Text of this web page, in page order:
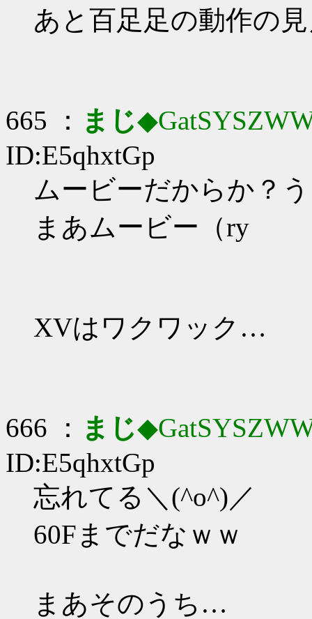
あと百足足の動作の
665 ： まじ
ID:E5qhxtGp
ムービーだからか？
まあムービー（ry
XVはワクワック…
666 ： まじ
ID:E5qhxtGp
忘れてる＼(^o^)／
60Fまでだなｗｗ
まあそのうち…